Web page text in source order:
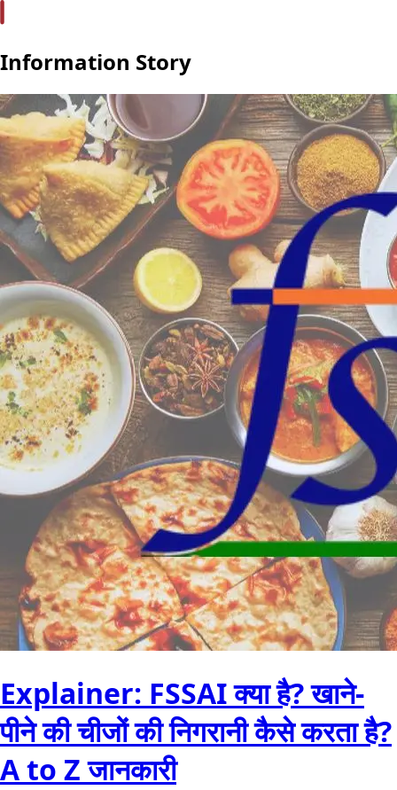
Information Story
Explainer: FSSAI क्या है? खाने-
पीने की चीजों की निगरानी कैसे करता है?
A to Z जानकारी